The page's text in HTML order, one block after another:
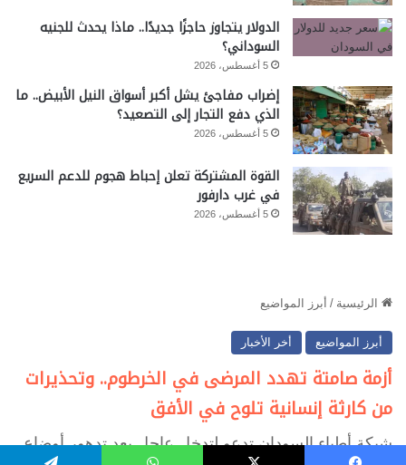
الدولار يتجاوز حاجزًا جديدًا.. ماذا يحدث للجنيه
السوداني؟
5 أغسطس، 2026
إضراب مفاجئ يشل أكبر أسواق النيل الأبيض.. ما
الذي دفع التجار إلى التصعيد؟
5 أغسطس، 2026
القوة المشتركة تعلن إحباط هجوم للدعم السريع
في غرب دارفور
5 أغسطس، 2026